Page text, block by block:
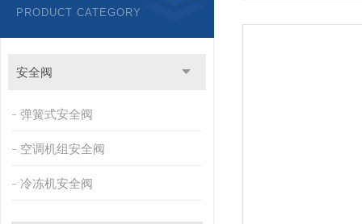
PRODUCT CATEGORY
安全阀
弹簧式安全阀
空调机组安全阀
冷冻机安全阀